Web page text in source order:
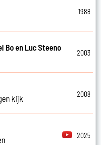
1988
Bo en Luc Steeno
2003
kijk
2008
2025